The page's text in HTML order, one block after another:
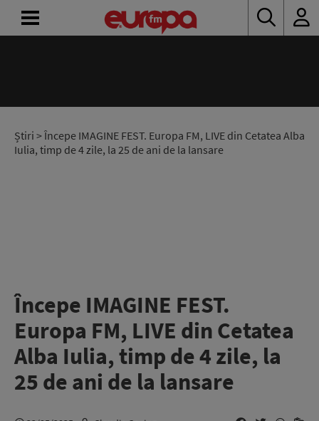
Știri > Începe IMAGINE FEST. Europa FM, LIVE din Cetatea Alba
Iulia, timp de 4 zile, la 25 de ani de la lansare
Începe IMAGINE FEST.
Europa FM, LIVE din Cetatea
Alba Iulia, timp de 4 zile, la
25 de ani de la lansare
RADIO